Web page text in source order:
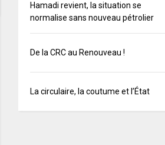
Hamadi revient, la situation se
normalise sans nouveau pétrolier
De la CRC au Renouveau !
La circulaire, la coutume et l’État